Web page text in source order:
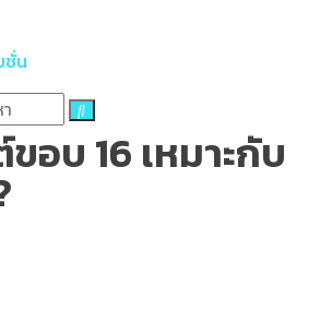
ชั่น
อบ 16 เหมาะกับ